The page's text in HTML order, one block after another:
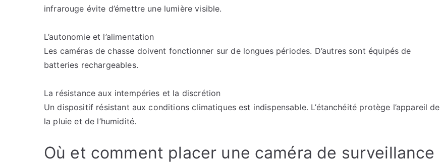
infrarouge évite d’émettre une lumière visible.
L’autonomie et l’alimentation
Les caméras de chasse doivent fonctionner sur de longues périodes. D’autres sont équipés de
batteries rechargeables.
La résistance aux intempéries et la discrétion
Un dispositif résistant aux conditions climatiques est indispensable. L’étanchéité protège l’appareil de
la pluie et de l’humidité.
Où et comment placer une caméra de surveillance